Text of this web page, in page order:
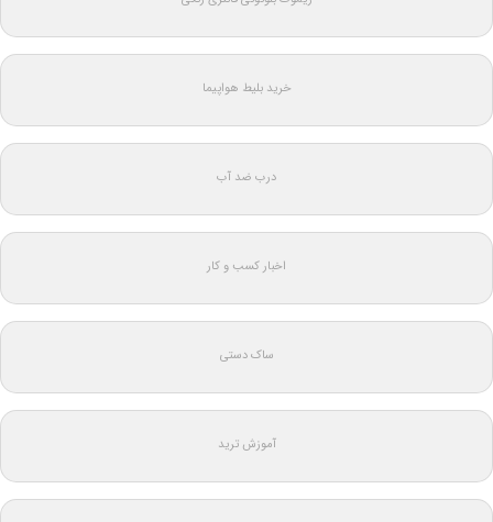
خرید بلیط هواپیما
درب ضد آب
اخبار کسب و کار
ساک دستی
آموزش ترید